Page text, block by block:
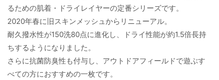
るための肌着・ドライレイヤーの定番シリーズです。
2020年春に旧スキンメッシュからリニューアル。
耐久撥水性が150洗80点に進化し、ドライ性能が約1.5倍長持
ちするようになりました。
さらに抗菌防臭性も付与し、アウトドアフィールドで遊ぶす
べての方におすすめの一枚です。